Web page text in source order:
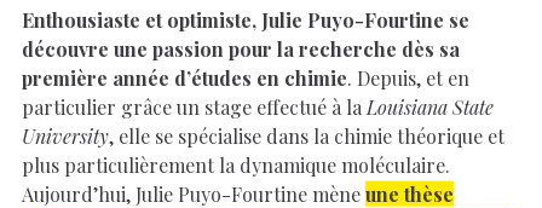
Enthousiaste et optimiste, Julie Puyo-Fourtine se
découvre une passion pour la recherche dès sa
première année d’études en chimie. Depuis, et en
particulier grâce un stage effectué à la Louisiana State
University, elle se spécialise dans la chimie théorique et
plus particulièrement la dynamique moléculaire.
Aujourd’hui, Julie Puyo-Fourtine mèneune thèse